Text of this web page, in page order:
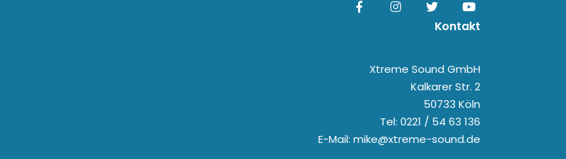
Kontakt
Xtreme Sound GmbH
Kalkarer Str. 2
50733 Köln
Tel: 0221 / 54 63 136
E-Mail: mike@xtreme-sound.de